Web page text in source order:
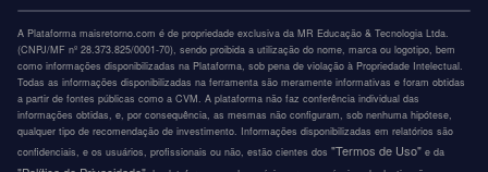
A Plataforma maisretorno.com é de propriedade exclusiva da MR Educação & Tecnologia Ltda.
(CNPJ/MF nº 28.373.825/0001-70), sendo proibida a utilização do nome, marca ou logotipo, bem
como informações disponibilizadas na Plataforma, sob pena de violação à Propriedade Intelectual.
Todas as informações disponibilizadas na ferramenta são meramente informativas e foram obtidas
a partir de fontes públicas como a CVM. A plataforma não faz conferência individual das
informações obtidas, e, por consequência, as mesmas não configuram, sob nenhuma hipótese,
qualquer tipo de recomendação de investimento. Informações disponibilizadas em relatórios são
confidenciais, e os usuários, profissionais ou não, estão cientes dos "Termos de Uso" e da